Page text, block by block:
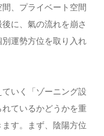
、プライベート空間
に、氣の流れを崩さ
運勢方位を取り入れ
いく「ゾーニング設
ているかどうかを重
す。まず、陰陽方位